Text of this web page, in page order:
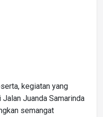
kegiatan yang
Juanda Samarinda
semangat